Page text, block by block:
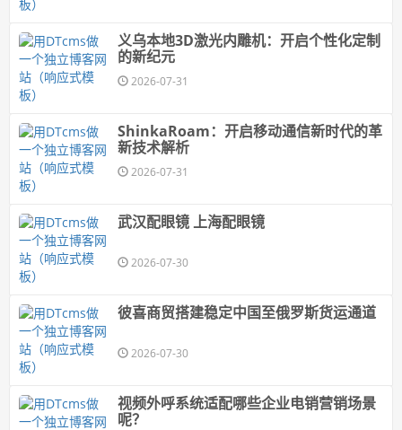
义乌本地3D激光内雕机：开启个性化定制
的新纪元
2026-07-31
ShinkaRoam：开启移动通信新时代的革
新技术解析
2026-07-31
武汉配眼镜 上海配眼镜
2026-07-30
彼喜商贸搭建稳定中国至俄罗斯货运通道
2026-07-30
视频外呼系统适配哪些企业电销营销场景
呢？